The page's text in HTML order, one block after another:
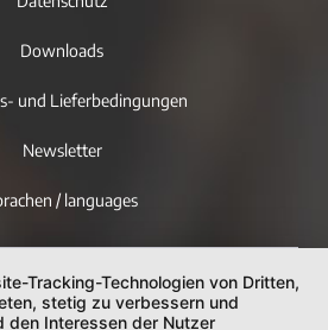
Downloads
und Lieferbedingungen
Newsletter
/ languages
Tracking-Technologien von Dritten,
stetig zu verbessern und
den Interessen der Nutzer